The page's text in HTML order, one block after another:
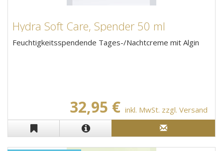
Hydra Soft Care, Spender 50 ml
Feuchtigkeitsspendende Tages-/Nachtcreme mit Algin
32,95 € inkl. MwSt. zzgl. Versand